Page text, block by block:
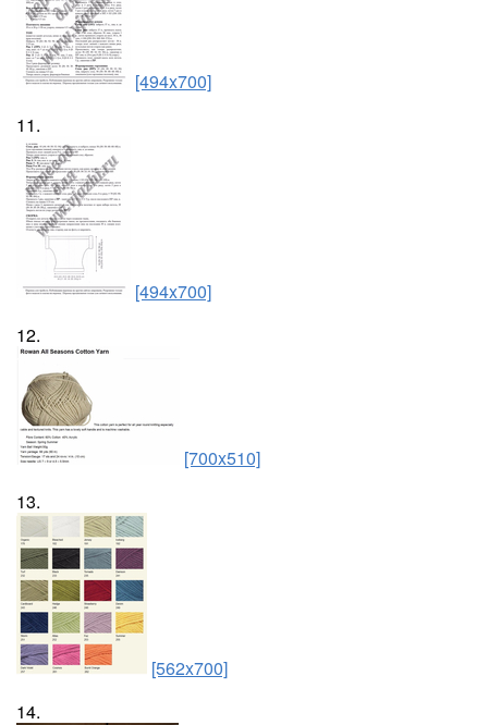
[494x700]
11.
[494x700]
12.
[700x510]
13.
[562x700]
14.